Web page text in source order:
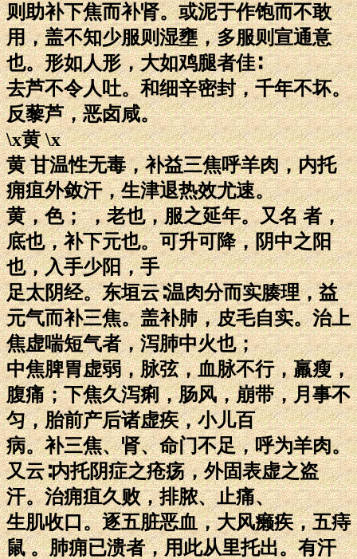
则助补下焦而补肾。或泥于作饱而不敢
用，盖不知少服则湿壅，多服则宣通意
也。形如人形，大如鸡腿者佳∶
去芦不令人吐。和细辛密封，千年不坏。
反藜芦，恶卤咸。
\x黄 \x
黄 甘温性无毒，补益三焦呼羊肉，内托
痈疽外敛汗，生津退热效尤速。
黄，色； ，老也，服之延年。又名 者，
底也，补下元也。可升可降，阴中之阳
也，入手少阳，手
足太阴经。东垣云∶温肉分而实腠理，益
元气而补三焦。盖补肺，皮毛自实。治上
焦虚喘短气者，泻肺中火也；
中焦脾胃虚弱，脉弦，血脉不行，羸瘦，
腹痛；下焦久泻痢，肠风，崩带，月事不
匀，胎前产后诸虚疾，小儿百
病。补三焦、肾、命门不足，呼为羊肉。
又云∶内托阴症之疮疡，外固表虚之盗
汗。治痈疽久败，排脓、止痛、
生肌收口。逐五脏恶血，大风癞疾，五痔
鼠 。肺痈已溃者，用此从里托出。有汗